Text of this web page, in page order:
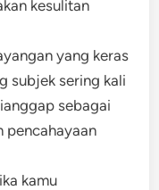
kesulitan
yang keras
subjek sering kali
sebagai
pencahayaan
kamu